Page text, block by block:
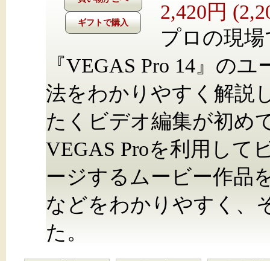
ギフトで購入
2,420円
プロの現
『VEGAS Pro 14』の
法をわかりやすく解説
たくビデオ編集が初め
VEGAS Proを利用して
ージするムービー作品
などをわかりやすく、
た。